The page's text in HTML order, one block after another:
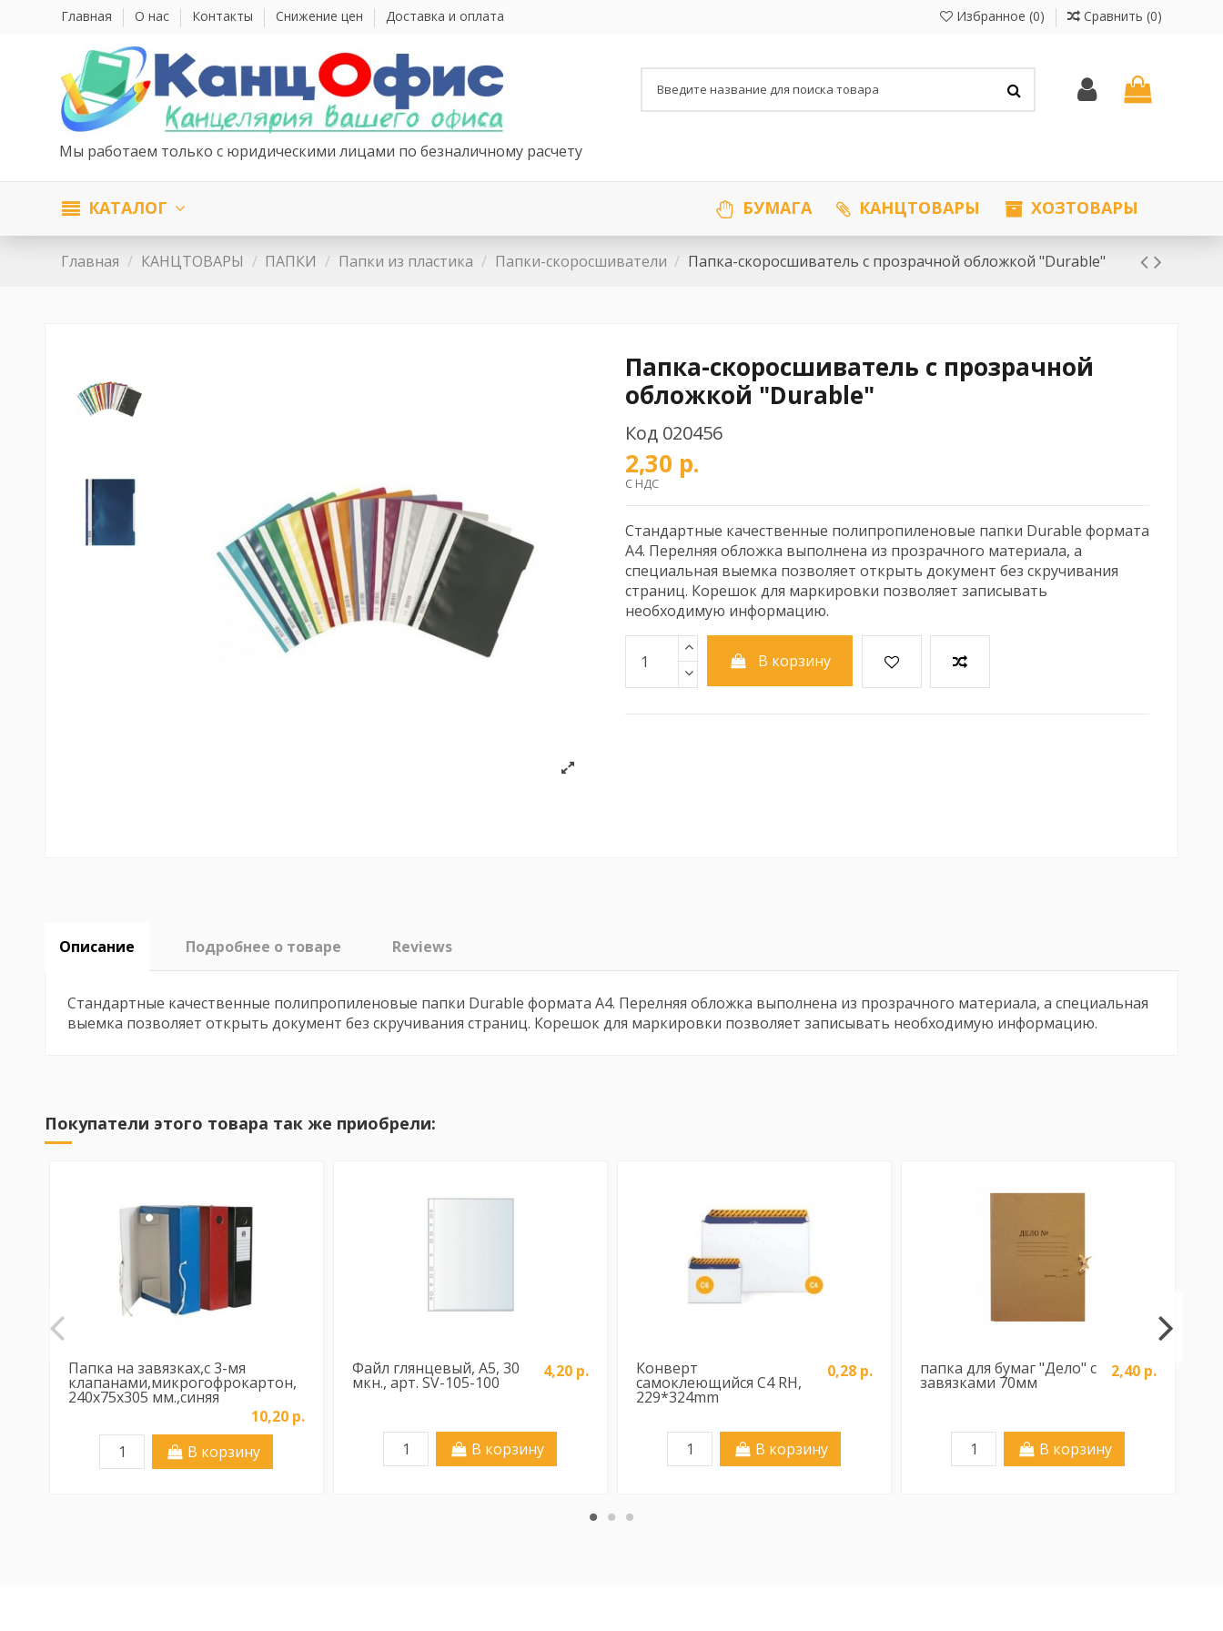
Главная О нас Контакты Снижение цен Доставка и оплата Избранное (0) Сравнить (0)
Мы работаем только с юридическими лицами по безналичному расчету
КАТАЛОГ ХОЗТОВАРЫ
КАНЦТОВАРЫ
БУМАГА
Главная КАНЦТОВАРЫ ПАПКИ Папки из пластика Папки-скоросшиватели Папка-скоросшиватель с прозрачной обложкой "Durable"
Папка-скоросшиватель с прозрачной
обложкой "Durable"
Код 020456
2,30 р.
С НДС
Стандартные качественные полипропиленовые папки Durable формата
А4. Перелняя обложка выполнена из прозрачного материала, а
специальная выемка позволяет открыть документ без скручивания
страниц. Корешок для маркировки позволяет записывать
необходимую информацию.
В корзину
Описание Подробнее о товаре Reviews
Стандартные качественные полипропиленовые папки Durable формата А4. Перелняя обложка выполнена из прозрачного материала, а специальная
выемка позволяет открыть документ без скручивания страниц. Корешок для маркировки позволяет записывать необходимую информацию.
Покупатели этого товара так же приобрели:
Папка на завязках,с 3-мя
клапанами,микрогофрокартон,
240х75х305 мм.,синяя
10,20 р.
В корзину
Файл глянцевый, А5, 30
мкн., арт. SV-105-100
4,20 р.
В корзину
Конверт
самоклеющийся C4 RH,
229*324mm
0,28 р.
В корзину
папка для бумаг "Дело" с
завязками 70мм
2,40 р.
В корзину